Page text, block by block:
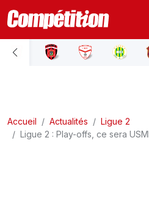
ACCUEIL
LIGUE 2
Accueil Actualités
Ligue 2
Ligue 2 : Play-offs, ce sera